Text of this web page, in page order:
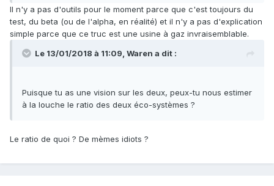
Il n'y a pas d'outils pour le moment parce que c'est toujours du
test, du beta (ou de l'alpha, en réalité) et il n'y a pas d'explication
simple parce que ce truc est une usine à gaz invraisemblable.
Le 13/01/2018 à 11:09, Waren a dit :
Puisque tu as une vision sur les deux, peux-tu nous estimer
à la louche le ratio des deux éco-systèmes ?
Le ratio de quoi ? De mèmes idiots ?